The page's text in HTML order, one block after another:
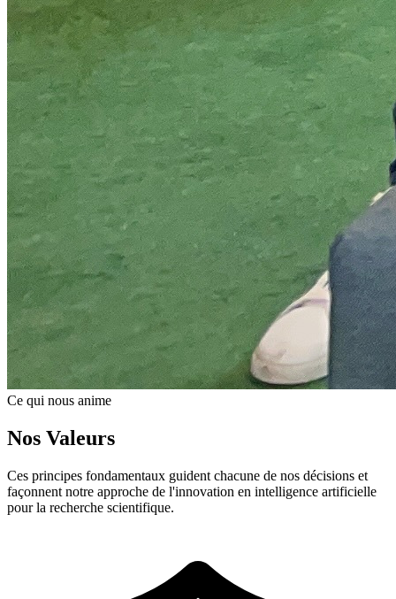
Ce qui nous anime
Nos Valeurs
Ces principes fondamentaux guident chacune de nos décisions et
façonnent notre approche de l'innovation en intelligence artificielle
pour la recherche scientifique.